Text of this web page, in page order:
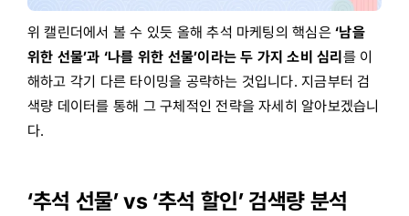
위 캘린더에서 볼 수 있듯 올해 추석 마케팅의 핵심은‘남을
위한 선물’과 ‘나를 위한 선물’이라는 두 가지 소비 심리를 이
해하고 각기 다른 타이밍을 공략하는 것입니다. 지금부터 검
색량 데이터를 통해 그 구체적인 전략을 자세히 알아보겠습니
다.
‘추석 선물’ vs ‘추석 할인’ 검색량 분석